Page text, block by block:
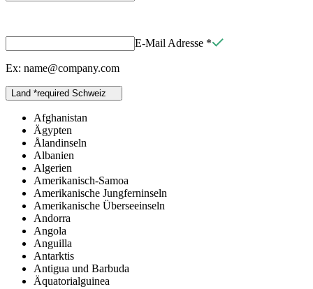
E-Mail Adresse *
Ex: name@company.com
Land *required Schweiz
Afghanistan
Ägypten
Ålandinseln
Albanien
Algerien
Amerikanisch-Samoa
Amerikanische Jungferninseln
Amerikanische Überseeinseln
Andorra
Angola
Anguilla
Antarktis
Antigua und Barbuda
Äquatorialguinea